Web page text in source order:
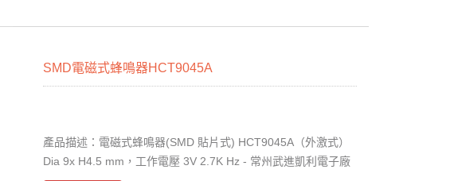
SMD電磁式蜂鳴器HCT9045A
產品描述：電磁式蜂鳴器(SMD 貼片式) HCT9045A（外激式）
Dia 9x H4.5 mm，工作電壓 3V 2.7K Hz - 常州武進凱利電子廠